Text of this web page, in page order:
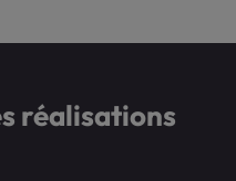
réalisations